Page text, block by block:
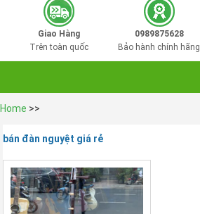
Giao Hàng
Trên toàn quốc
0989875628
Bảo hành chính hãng
Home >>
bán đàn nguyệt giá rẻ